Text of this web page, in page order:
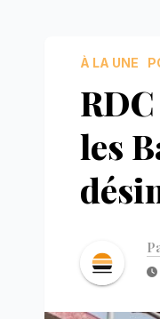
À LA UNE
les